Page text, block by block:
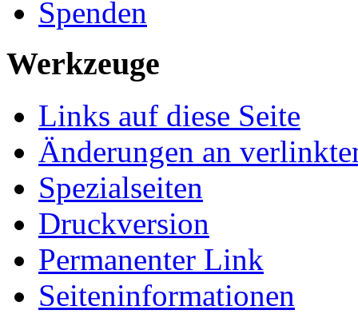
Spenden
Werkzeuge
Links auf diese Seite
Änderungen an
Spezialseiten
Druckversion
Permanenter Link
Seiten­­informationen